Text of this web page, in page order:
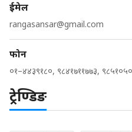
ईमेल
rangasansar@gmail.com
फोन
०१–४४३९१८०, ९८४१७११७७३,
ट्रेण्डिङ